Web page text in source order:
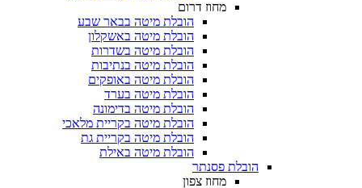
הובלת מיטה בבאר שבע
הובלת מיטה באשקלון
הובלת מיטה בשדרות
הובלת מיטה בנתיבות
הובלת מיטה באופקים
הובלת מיטה בערד
הובלת מיטה בדימונה
הובלת מיטה בקריית מלאכי
הובלת מיטה בקריית גת
הובלת מיטה באילת